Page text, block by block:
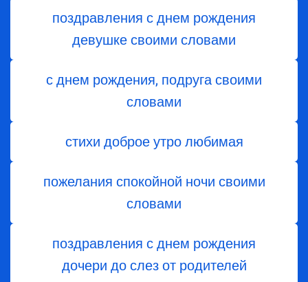
поздравления с днем рождения
девушке своими словами
с днем рождения, подруга своими
словами
стихи доброе утро любимая
пожелания спокойной ночи своими
словами
поздравления с днем ​​рождения
дочери до слез от родителей